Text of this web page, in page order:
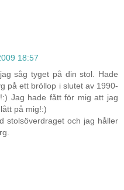
18:57
såg tyget på din stol. Hade
på ett bröllop i slutet av 1990-
Jag hade fått för mig att jag
på mig!:)
stolsöverdraget och jag håller